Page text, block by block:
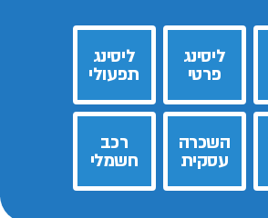
ליסינג
פרטי
ליסינג
תפעולי
השכרה
עסקית
רכב
חשמלי